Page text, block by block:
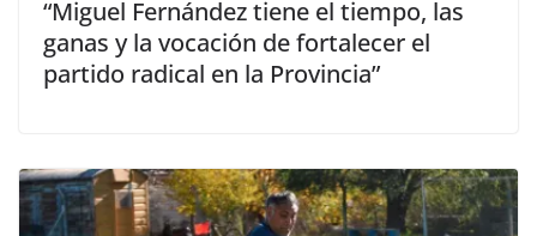
“Miguel Fernández tiene el tiempo, las
ganas y la vocación de fortalecer el
partido radical en la Provincia”